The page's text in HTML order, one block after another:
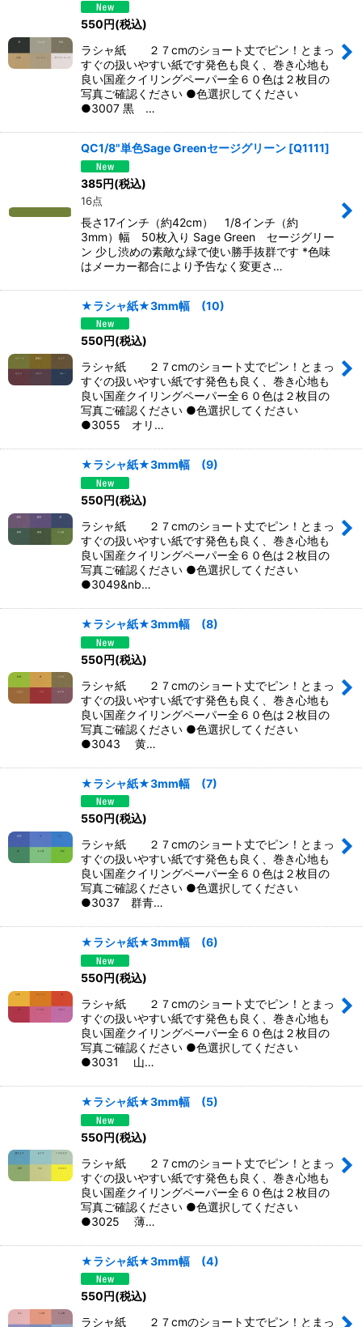
550円(税込)
ラシャ紙 ２７cmのショート丈でピン！とまっ
すぐの扱いやすい紙です発色も良く、巻き心地も
良い国産クイリングペーパー全６０色は２枚目の
写真ご確認ください ●色選択してください
●3007 黒 …
QC1/8"単色Sage Greenセージグリーン [Q1111]
385円(税込)
16点
長さ17インチ（約42cm） 1/8インチ（約
3mm）幅 50枚入り Sage Green セージグリー
ン 少し渋めの素敵な緑で使い勝手抜群です *色味
はメーカー都合により予告なく変更さ…
★ラシャ紙★3mm幅 (10)
550円(税込)
ラシャ紙 ２７cmのショート丈でピン！とまっ
すぐの扱いやすい紙です発色も良く、巻き心地も
良い国産クイリングペーパー全６０色は２枚目の
写真ご確認ください ●色選択してください
●3055 オリ…
★ラシャ紙★3mm幅 (9)
550円(税込)
ラシャ紙 ２７cmのショート丈でピン！とまっ
すぐの扱いやすい紙です発色も良く、巻き心地も
良い国産クイリングペーパー全６０色は２枚目の
写真ご確認ください ●色選択してください
●3049&nb…
★ラシャ紙★3mm幅 (8)
550円(税込)
ラシャ紙 ２７cmのショート丈でピン！とまっ
すぐの扱いやすい紙です発色も良く、巻き心地も
良い国産クイリングペーパー全６０色は２枚目の
写真ご確認ください ●色選択してください
●3043 黄…
★ラシャ紙★3mm幅 (7)
550円(税込)
ラシャ紙 ２７cmのショート丈でピン！とまっ
すぐの扱いやすい紙です発色も良く、巻き心地も
良い国産クイリングペーパー全６０色は２枚目の
写真ご確認ください ●色選択してください
●3037 群青…
★ラシャ紙★3mm幅 (6)
550円(税込)
ラシャ紙 ２７cmのショート丈でピン！とまっ
すぐの扱いやすい紙です発色も良く、巻き心地も
良い国産クイリングペーパー全６０色は２枚目の
写真ご確認ください ●色選択してください
●3031 山…
★ラシャ紙★3mm幅 (5)
550円(税込)
ラシャ紙 ２７cmのショート丈でピン！とまっ
すぐの扱いやすい紙です発色も良く、巻き心地も
良い国産クイリングペーパー全６０色は２枚目の
写真ご確認ください ●色選択してください
●3025 薄…
★ラシャ紙★3mm幅 (4)
550円(税込)
ラシャ紙 ２７cmのショート丈でピン！とまっ